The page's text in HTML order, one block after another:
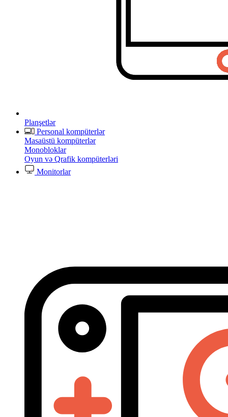
Planşetlər
Personal kompüterlər
Masaüstü kompüterlər
Monobloklar
Oyun və Qrafik kompüterləri
Monitorlar